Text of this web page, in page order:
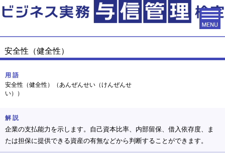
安全性（健全性）
用 語
安全性（健全性）（あんぜんせい（けんぜんせ
い））
解 説
企業の支払能力を示します。自己資本比率、内部留保、借入依存度、ま
たは担保に提供できる資産の有無などから判断することができます。